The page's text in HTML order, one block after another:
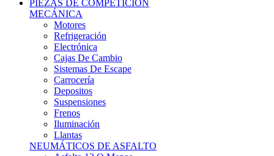
Motores
Refrigeración
Electrónica
Cajas De Cambio
Sistemas De Escape
Carrocería
Depositos
Suspensiones
Frenos
Iluminación
Llantas
NEUMÁTICOS DE ASFALTO
Asfalto 13 O Menos
Asfalto 14p